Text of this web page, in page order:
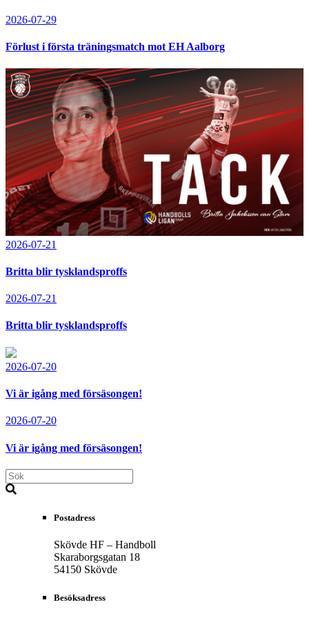
2026-07-29
Förlust i första träningsmatch mot EH Aalborg
2026-07-21
Britta blir tysklandsproffs
2026-07-21
Britta blir tysklandsproffs
2026-07-20
Vi är igång med försäsongen!
2026-07-20
Vi är igång med försäsongen!
Postadress
Skövde HF – Handboll
Skaraborgsgatan 18
54150 Skövde
Besöksadress